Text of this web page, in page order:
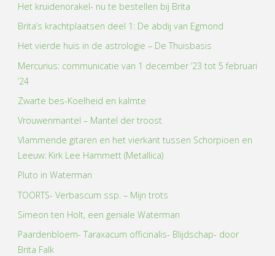
Het kruidenorakel- nu te bestellen bij Brita
Brita’s krachtplaatsen deel 1: De abdij van Egmond
Het vierde huis in de astrologie – De Thuisbasis
Mercurius: communicatie van 1 december ’23 tot 5 februari
’24
Zwarte bes-Koelheid en kalmte
Vrouwenmantel – Mantel der troost
Vlammende gitaren en het vierkant tussen Schorpioen en
Leeuw: Kirk Lee Hammett (Metallica)
Pluto in Waterman
TOORTS- Verbascum ssp. – Mijn trots
Simeon ten Holt, een geniale Waterman
Paardenbloem- Taraxacum officinalis- Blijdschap- door
Brita Falk